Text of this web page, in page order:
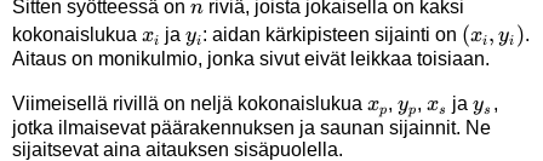
Sitten syötteessä on n
nriviä, joista jokaisella on kaksi
kokonaislukua x_i
xi ja y_i
yi : aidan kärkipisteen sijainti on (x_i,y_i)
(xi, yi ).
Aitaus on monikulmio, jonka sivut eivät leikkaa toisiaan.
Viimeisellä rivillä on neljä kokonaislukua x_p
xp , y_p
yp ,x_s
xs jay_s
ys ,
jotka ilmaisevat päärakennuksen ja saunan sijainnit. Ne
sijaitsevat aina aitauksen sisäpuolella.